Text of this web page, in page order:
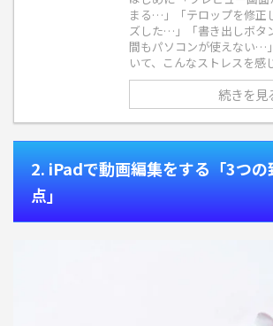
まる…」「テロップを修正
ズした…」「書き出しボタ
間もパソコンが使えない…
いて、こんなストレスを感
続きを見
2. iPadで動画編集をする「3つの
点」